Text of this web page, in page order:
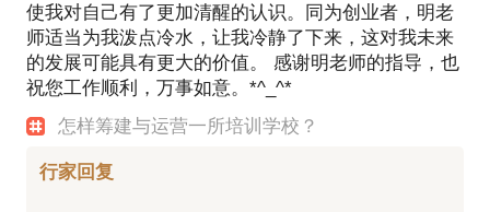
使我对自己有了更加清醒的认识。同为创业者，明老
师适当为我泼点冷水，让我冷静了下来，这对我未来
的发展可能具有更大的价值。 感谢明老师的指导，也
祝您工作顺利，万事如意。*^_^*
怎样筹建与运营一所培训学校？
行家回复